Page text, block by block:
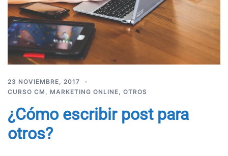
23 NOVIEMBRE, 2017
CURSO CM
MARKETING ONLINE OTROS
¿Cómo escribir post para
otros?